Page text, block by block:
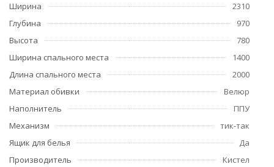
Ширина
2310
Глубина
970
Высота
780
Ширина спального места
1400
Длина спального места
2000
Материал обивки
Велюр
Наполнитель
ППУ
Механизм
тик-так
Ящик для белья
Да
Производитель
Кистел